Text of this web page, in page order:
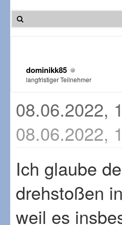
dominikk85
langfristiger Teilnehmer
08.06.2022,
08.06.2022,
Ich glaube
drehstoßen
weil es